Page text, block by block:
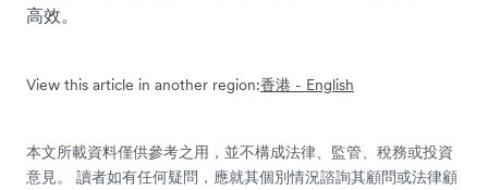
高效。
View this article in another region:香港 - English
本文所載資料僅供參考之用，並不構成法律、監管、稅務或投資
意見。 讀者如有任何疑問，應就其個別情況諮詢其顧問或法律顧